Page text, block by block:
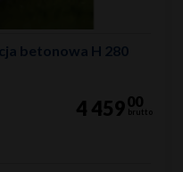
betonowa H 280
4 45900
brutto